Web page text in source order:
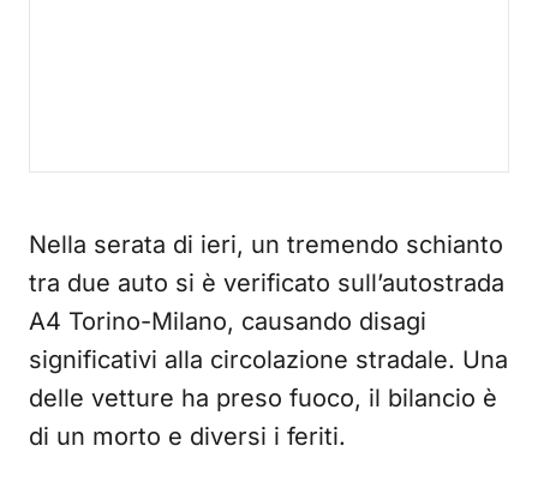
Nella serata di ieri, un tremendo schianto
tra due auto si è verificato sull’autostrada
A4 Torino-Milano, causando disagi
significativi alla circolazione stradale. Una
delle vetture ha preso fuoco, il bilancio è
di un morto e diversi i feriti.